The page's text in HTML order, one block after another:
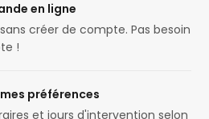
en ligne
créer de compte. Pas besoin
!
préférences
et jours d'intervention selon